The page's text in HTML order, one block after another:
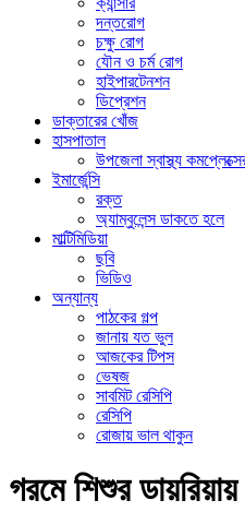
দন্তরোগ
চক্ষু রোগ
যৌন ও চর্ম রোগ
হাইপারটেনশন
ডিপ্রেশন
ডাক্তারের খোঁজ
হাসপাতাল
উপজেলা স্বাস্থ্য
ইমার্জেন্সি
রক্ত
অ্যাম্বুলেন্স ডাকতে হলে
মাল্টিমিডিয়া
ছবি
ভিডিও
অন্যান্য
পাঠকের গল্প
জানায় যত ভুল
আজকের টিপস
ভেষজ
সাবমিট রেসিপি
রেসিপি
রোজায় ভাল থাকুন
গরমে শিশুর